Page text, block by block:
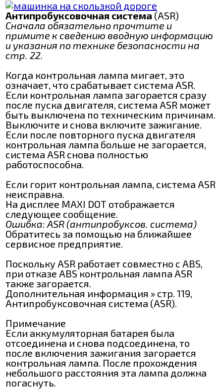
Антипробуксовочная система (ASR)
Сначала обязательно прочтите и
примите к сведению вводную информацию
и указания по технике безопасности на
стр. 22.
Когда контрольная лампа мигает, это
означает, что срабатывает система ASR.
Если контрольная лампа загорается сразу
после пуска двигателя, система ASR может
быть выключена по техническим причинам.
Выключите и снова включите зажигание.
Если после повторного пуска двигателя
контрольная лампа больше не загорается,
система ASR снова полностью
работоспособна.
Если горит контрольная лампа, система ASR
неисправна.
На дисплее MAXI DOT отображается
следующее сообщение.
Ошибка: ASR (антипробуксов. система)
Обратитесь за помощью на ближайшее
сервисное предприятие.
Поскольку ASR работает совместно с ABS,
при отказе ABS контрольная лампа ASR
также загорается.
Дополнительная информация » стр. 119,
Антипробуксовочная система (ASR).
Примечание
Если аккумуляторная батарея была
отсоединена и снова подсоединена, то
после включения зажигания загорается
контрольная лампа. После прохождения
небольшого расстояния эта лампа должна
погаснуть.